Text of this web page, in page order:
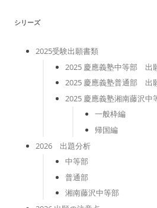
シリーズ
2025受験出願書類
2025 慶應義塾中等部 出
2025 慶應義塾普通部 出
2025 慶應義塾湘南藤沢
一般枠編
帰国編
2026 出題分析
中等部
普通部
湘南藤沢中等部